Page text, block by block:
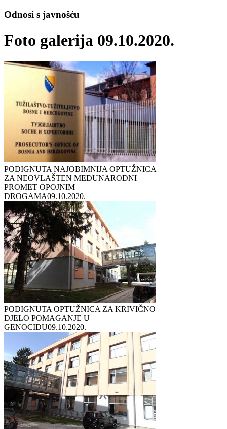
Odnosi s javnošću
Foto galerija 09.10.2020.
PODIGNUTA NAJOBIMNIJA OPTUŽNICA
ZA NEOVLAŠTEN MEĐUNARODNI
PROMET OPOJNIM
DROGAMA09.10.2020.
PODIGNUTA OPTUŽNICA ZA KRIVIČNO
DJELO POMAGANJE U
GENOCIDU09.10.2020.